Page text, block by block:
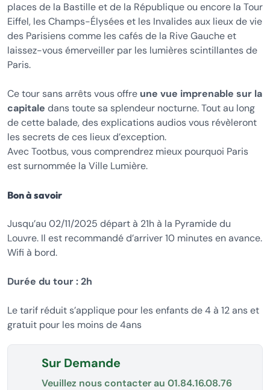
places de la Bastille et de la République ou encore la Tour
Eiffel, les Champs-Élysées et les Invalides aux lieux de vie
des Parisiens comme les cafés de la Rive Gauche et
laissez-vous émerveiller par les lumières scintillantes de
Paris.
Ce tour sans arrêts vous offre une vue imprenable sur la
capitale dans toute sa splendeur nocturne. Tout au long
de cette balade, des explications audios vous révèleront
les secrets de ces lieux d’exception.
Avec Tootbus, vous comprendrez mieux pourquoi Paris
est surnommée la Ville Lumière.
Bon à savoir
Jusqu’au 02/11/2025 départ à 21h à la Pyramide du
Louvre. Il est recommandé d’arriver 10 minutes en avance.
Wifi à bord.
Durée du tour : 2h
Le tarif réduit s’applique pour les enfants de 4 à 12 ans et
gratuit pour les moins de 4ans
Sur Demande
Veuillez nous contacter au 01.84.16.08.76